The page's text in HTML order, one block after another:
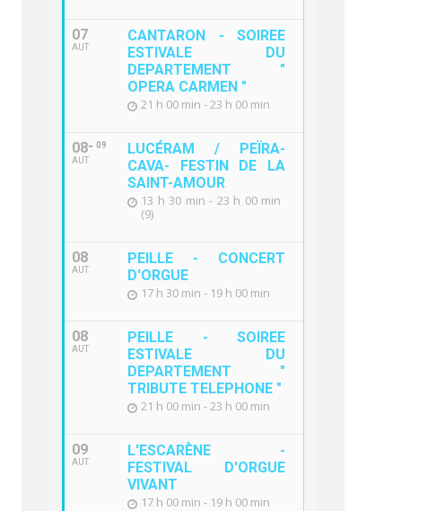
07
AUT
CANTARON - SOIREE
ESTIVALE DU
DEPARTEMENT "
OPERA CARMEN "
21 h 00 min - 23 h 00 min
08
AUT
09
LUCÉRAM / PEÏRA-
CAVA- FESTIN DE LA
SAINT-AMOUR
13 h 30 min - 23 h 00 min
(9)
08
AUT
PEILLE - CONCERT
D'ORGUE
17 h 30 min - 19 h 00 min
08
AUT
PEILLE - SOIREE
ESTIVALE DU
DEPARTEMENT "
TRIBUTE TELEPHONE "
21 h 00 min - 23 h 00 min
09
AUT
L'ESCARÈNE -
FESTIVAL D'ORGUE
VIVANT
17 h 00 min - 19 h 00 min